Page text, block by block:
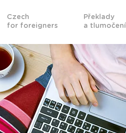
Czech
for foreigners
Překlady
a tlumočení